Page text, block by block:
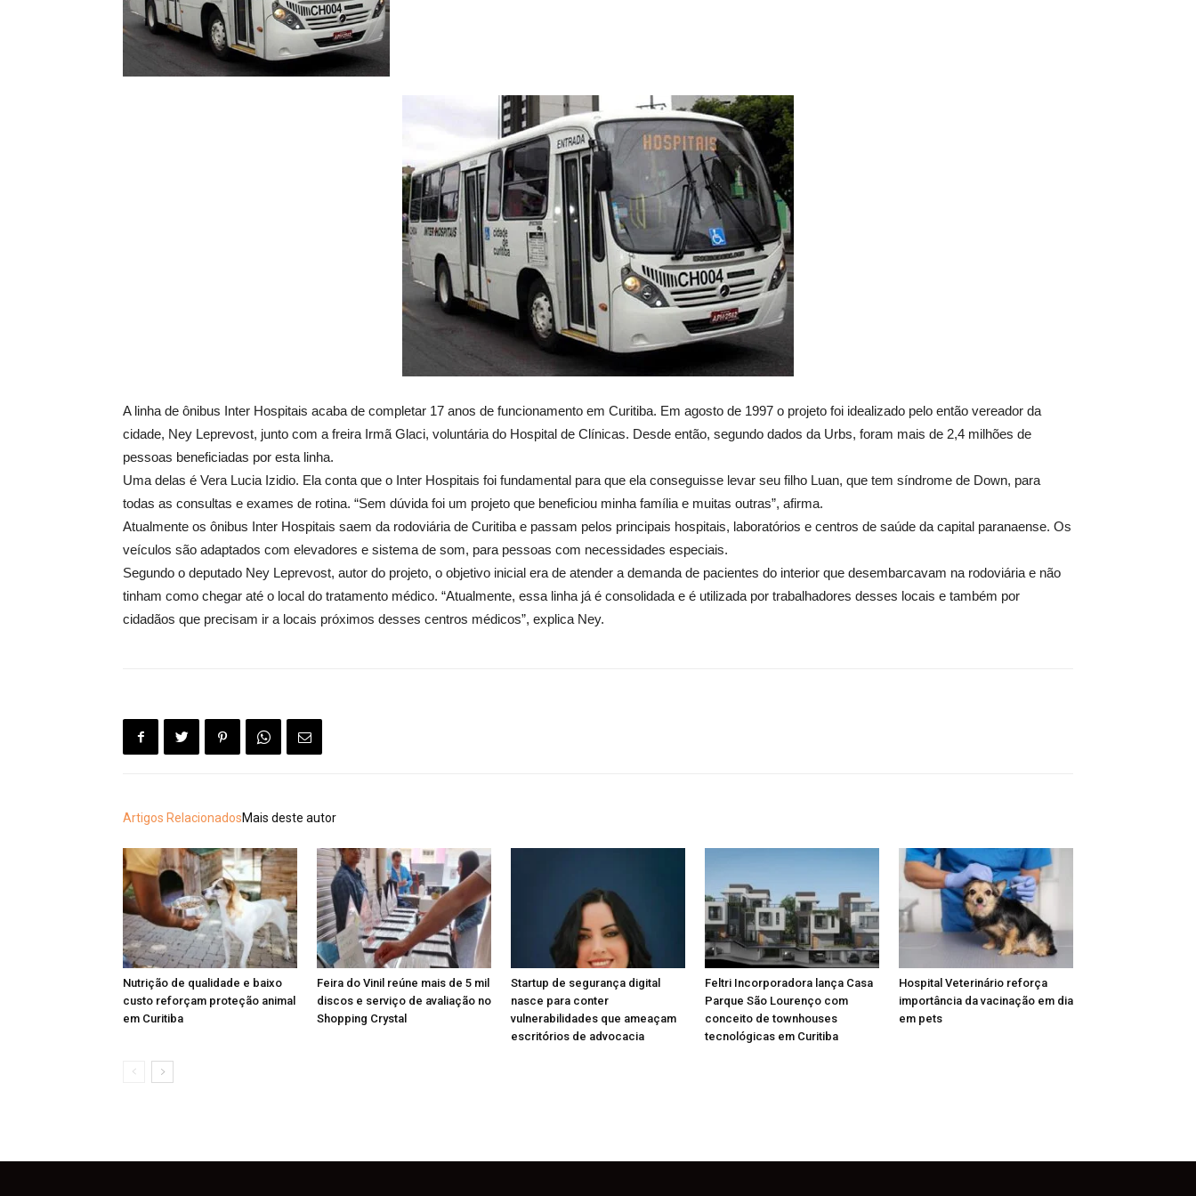
A linha de ônibus Inter Hospitais acaba de completar 17 anos de funcionamento em Curitiba. Em agosto de 1997 o projeto foi idealizado pelo então vereador da
cidade, Ney Leprevost, junto com a freira Irmã Glaci, voluntária do Hospital de Clínicas. Desde então, segundo dados da Urbs, foram mais de 2,4 milhões de
pessoas beneficiadas por esta linha.
Uma delas é Vera Lucia Izidio. Ela conta que o Inter Hospitais foi fundamental para que ela conseguisse levar seu filho Luan, que tem síndrome de Down, para
todas as consultas e exames de rotina. “Sem dúvida foi um projeto que beneficiou minha família e muitas outras”, afirma.
Atualmente os ônibus Inter Hospitais saem da rodoviária de Curitiba e passam pelos principais hospitais, laboratórios e centros de saúde da capital paranaense. Os
veículos são adaptados com elevadores e sistema de som, para pessoas com necessidades especiais.
Segundo o deputado Ney Leprevost, autor do projeto, o objetivo inicial era de atender a demanda de pacientes do interior que desembarcavam na rodoviária e não
tinham como chegar até o local do tratamento médico. “Atualmente, essa linha já é consolidada e é utilizada por trabalhadores desses locais e também por
cidadãos que precisam ir a locais próximos desses centros médicos”, explica Ney.
Artigos RelacionadosMais deste autor
Nutrição de qualidade e baixo
custo reforçam proteção animal
em Curitiba
Feira do Vinil reúne mais de 5 mil
discos e serviço de avaliação no
Shopping Crystal
Startup de segurança digital
nasce para conter
vulnerabilidades que ameaçam
escritórios de advocacia
Feltri Incorporadora lança Casa
Parque São Lourenço com
conceito de townhouses
tecnológicas em Curitiba
Hospital Veterinário reforça
importância da vacinação em dia
em pets